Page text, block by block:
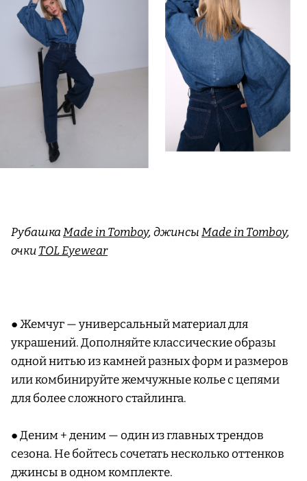
РубашкаMade in Tomboy, джинсыMade in Tomboy,
очкиTOL Eyewear
● Жемчуг — универсальный материал для
украшений. Дополняйте классические образы
одной нитью из камней разных форм и размеров
или комбинируйте жемчужные колье с цепями
для более сложного стайлинга.
● Деним + деним — один из главных трендов
сезона. Не бойтесь сочетать несколько оттенков
джинсы в одном комплекте.